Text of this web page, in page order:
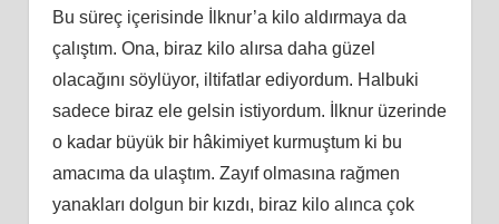
Bu süreç içerisinde İlknur’a kilo aldırmaya da
çalıştım. Ona, biraz kilo alırsa daha güzel
olacağını söylüyor, iltifatlar ediyordum. Halbuki
sadece biraz ele gelsin istiyordum. İlknur üzerinde
o kadar büyük bir hâkimiyet kurmuştum ki bu
amacıma da ulaştım. Zayıf olmasına rağmen
yanakları dolgun bir kızdı, biraz kilo alınca çok